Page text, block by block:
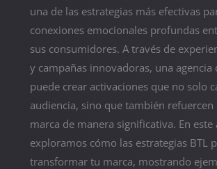
una de las estrategias más efectivas
conexiones emocionales profundas
sus consumidores. A través de
y campañas innovadoras, una agencia
puede crear activaciones que no solo
audiencia, sino que también refuercen
marca de manera significativa. En este
exploramos cómo las estrategias BTL
transformar tu marca, mostrando